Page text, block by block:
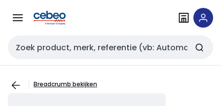
naar
naar
Zoekveld invoer
Breadcrumb bekijken